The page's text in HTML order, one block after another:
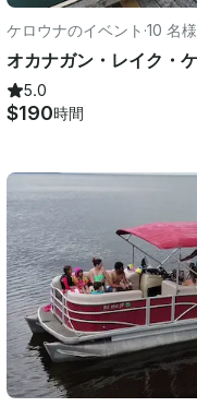
ケロウナのイベント ·10 名様
5.0
$190時間